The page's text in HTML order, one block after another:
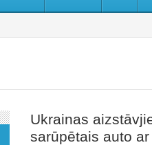
Ukrainas
sarūpētais auto